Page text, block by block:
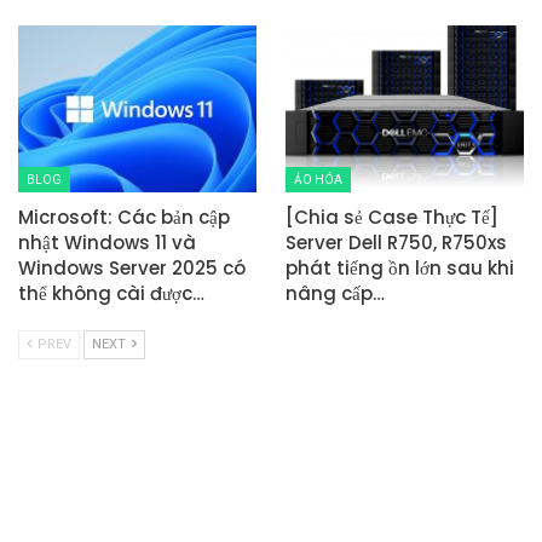
BLOG
Microsoft: Các bản cập
nhật Windows 11 và
Windows Server 2025 có
thể không cài được…
ẢO HÓA
[Chia sẻ Case Thực Tế]
Server Dell R750, R750xs
phát tiếng ồn lớn sau khi
nâng cấp…
PREV NEXT